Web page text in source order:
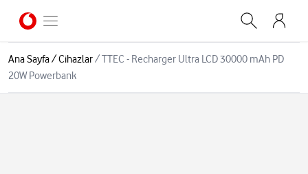
Ana Sayfa/Cihazlar/TTEC - Recharger Ultra LCD 30000 mAh PD
20W Powerbank